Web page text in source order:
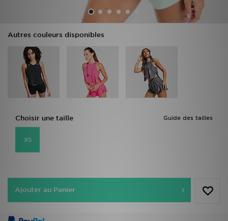
Autres couleurs disponibles
Guide des tailles
Choisir une taille
XS
Ajouter au Panier